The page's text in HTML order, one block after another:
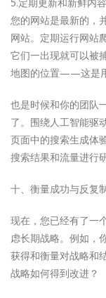
您的网站是最新的，
网站。定期运行网站
它们一出现就可以被
地图的位置——这是
也是时候和你的团队
了。围绕人工智能驱
页面中的搜索生成体
搜索结果和流量进行研
十、衡量成功与反复
现在，您已经有了一
虑长期战略。例如，
获得和衡量对战略和
战略如何得到改进？